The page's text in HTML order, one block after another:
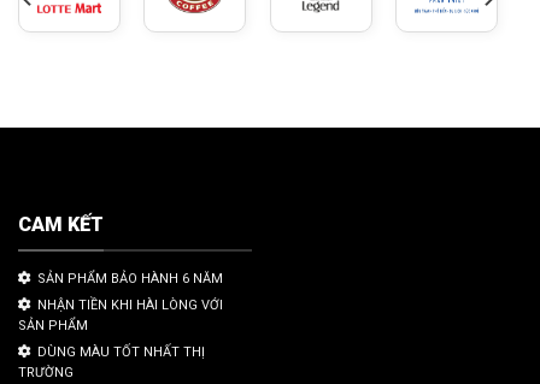
CAM KẾT
SẢN PHẨM BẢO HÀNH 6 NĂM
NHẬN TIỀN KHI HÀI LÒNG VỚI
SẢN PHẨM
DÙNG MÀU TỐT NHẤT THỊ
TRƯỜNG